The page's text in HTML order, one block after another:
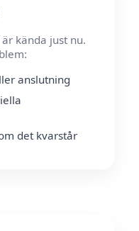
kända just nu.
anslutning
det kvarstår